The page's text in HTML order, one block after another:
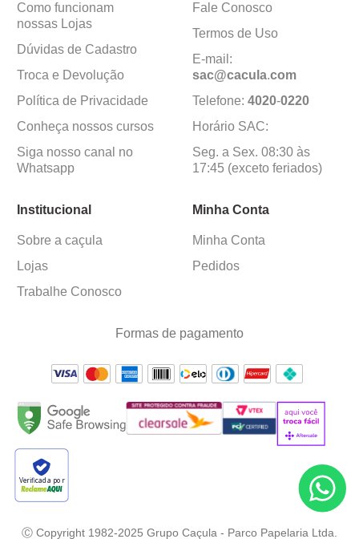
Como funcionam
nossas Lojas
Dúvidas de Cadastro
Troca e Devolução
Política de Privacidade
Conheça nossos cursos
Siga nosso canal no
Whatsapp
Fale Conosco
Termos de Uso
E-mail:
sac@cacula.com
Telefone: 4020-0220
Horário SAC:
Seg. a Sex. 08:30 às
17:45 (exceto feriados)
Institucional
Sobre a caçula
Lojas
Trabalhe Conosco
Minha Conta
Minha Conta
Pedidos
Formas de pagamento
Verificada por
Ⓒ Copyright 1982-2025 Grupo Caçula - Parco Papelaria Ltda.